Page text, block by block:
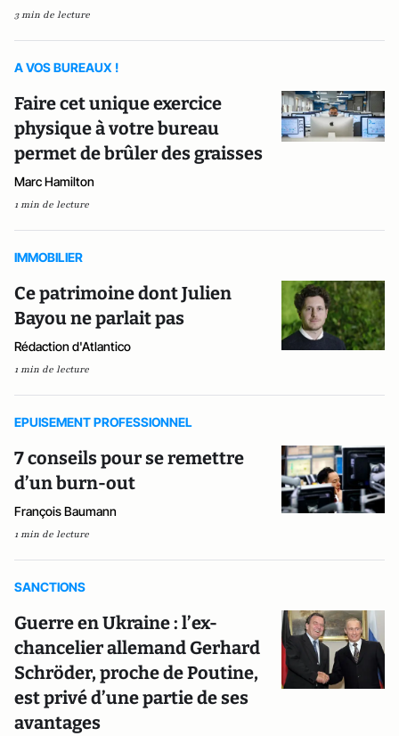
3 min de lecture
A VOS BUREAUX !
Faire cet unique exercice
physique à votre bureau
permet de brûler des graisses
Marc Hamilton
1 min de lecture
IMMOBILIER
Ce patrimoine dont Julien
Bayou ne parlait pas
Rédaction d'Atlantico
1 min de lecture
EPUISEMENT PROFESSIONNEL
7 conseils pour se remettre
d’un burn-out
François Baumann
1 min de lecture
SANCTIONS
Guerre en Ukraine : l’ex-
chancelier allemand Gerhard
Schröder, proche de Poutine,
est privé d’une partie de ses
avantages